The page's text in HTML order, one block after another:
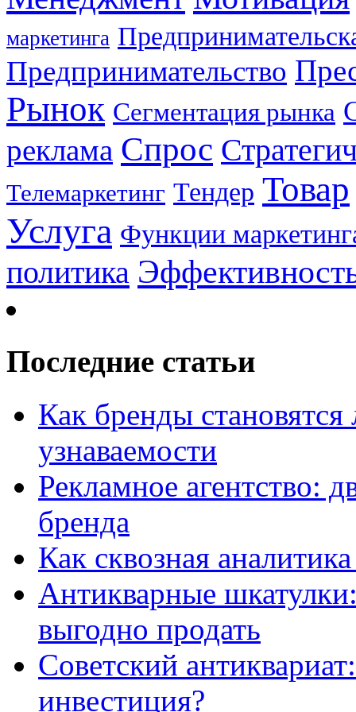
маркетинга
Предпринимательство
Рынок Сегментация рынка
реклама Спрос
Телемаркетинг Тендер Товар
Услуга Функции
политика
Последние статьи
Как бренды
узнаваемости
Рекламное агентство:
бренда
Как сквозная
Антикварные
выгодно продать
Советский
инвестиция?